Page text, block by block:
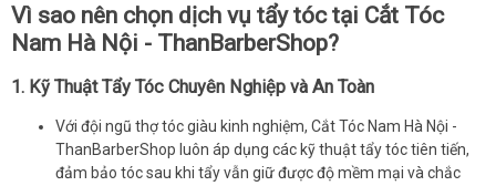
Vì sao nên chọn dịch vụ tẩy tóc tại Cắt Tóc
Nam Hà Nội - ThanBarberShop?
1. Kỹ Thuật Tẩy Tóc Chuyên Nghiệp và An Toàn
Với đội ngũ thợ tóc giàu kinh nghiệm, Cắt Tóc Nam Hà Nội -
ThanBarberShop luôn áp dụng các kỹ thuật tẩy tóc tiên tiến,
đảm bảo tóc sau khi tẩy vẫn giữ được độ mềm mại và chắc